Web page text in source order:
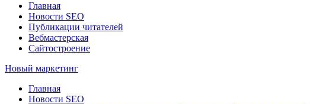
Главная
Новости SEO
Публикации читателей
Вебмастерская
Сайтостроение
Новый маркетинг
Главная
Новости SEO